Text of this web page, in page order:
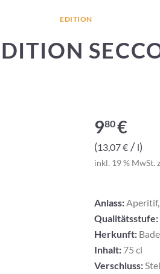
EDITION
980€
13,07€ / l
inkl. 19 % MwSt.
Anlass:
Qualitätsstufe:
Herkunft:
Inhalt: 75 cl
Verschluss: